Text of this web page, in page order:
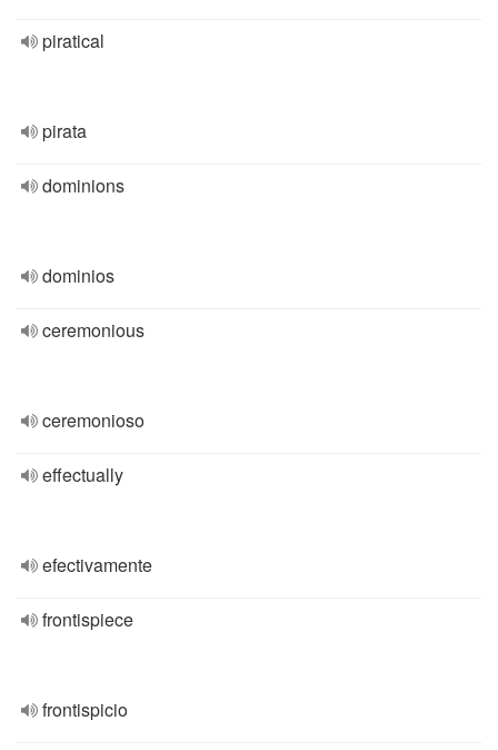
piratical
pirata
dominions
dominios
ceremonious
ceremonioso
effectually
efectivamente
frontispiece
frontispicio